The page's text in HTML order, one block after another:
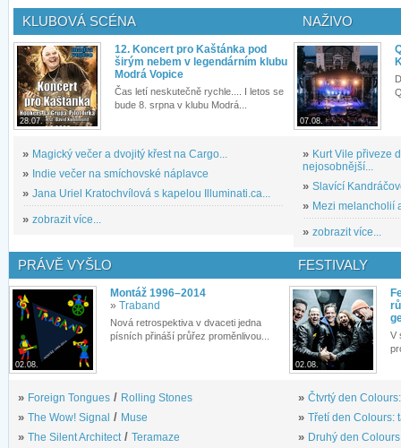
KLUBOVÁ SCÉNA
28.07.
12. Koncert pro Kaštánka pod
širým nebem v legendárním klubu
Modrá Vopice
Čas letí neskutečně rychle.... I letos se
bude 8. srpna v klubu Modrá...
» Magický večer a dvojitý křest na Cargo...
» Indie večer na smíchovské náplavce
» Jana Uriel Kratochvílová s kapelou Illuminati.ca...
» zobrazit více...
NAŽIVO
07.08.
» Kurt Vile přiveze
nejosobnější...
» Slavící
» Mezi melancholií
» zobrazit více...
PRÁVĚ VYŠLO
02.08.
Montáž 1996–2014
» Traband
Nová retrospektiva v dvaceti jedna
písních přináší průřez proměnlivou...
» Foreign Tongues / Rolling Stones
» The Wow! Signal / Muse
» The Silent Architect / Teramaze
FESTIVALY
02.08.
V
» Čtvrtý den
» Třetí den Colours:
» Druhý den